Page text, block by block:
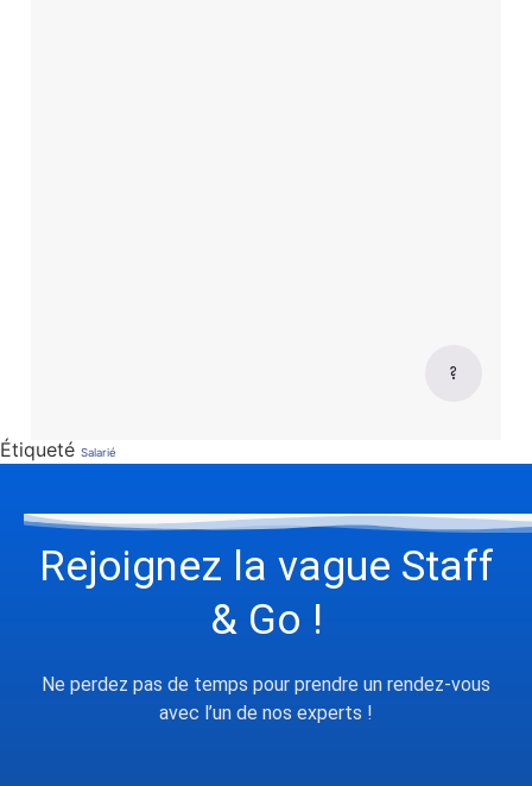
Étiqueté Salarié
Rejoignez la vague Staff
& Go !
Ne perdez pas de temps pour prendre un rendez-vous
avec l’un de nos experts !